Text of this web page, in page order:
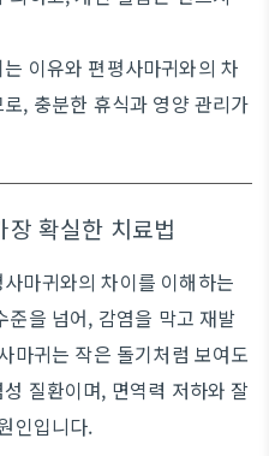
이유와 편평사마귀와의 차
, 충분한 휴식과 영양 관리가
장 확실한 치료법
마귀와의 차이를 이해하는
준을 넘어, 감염을 막고 재발
마귀는 작은 돌기처럼 보여도
질환이며, 면역력 저하와 잘
인입니다.